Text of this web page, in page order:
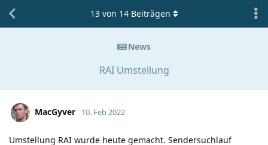
News
RAI Umstellung
13von 14Beiträgen
MacGyver 10. Feb 2022
Umstellung RAI wurde heute gemacht. Sendersuchlauf